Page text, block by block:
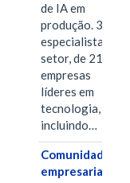
de IA em
produção. 38
especialistas do
setor, de 21
empresas
líderes em
tecnologia,
incluindo…
Comunidades
empresariais